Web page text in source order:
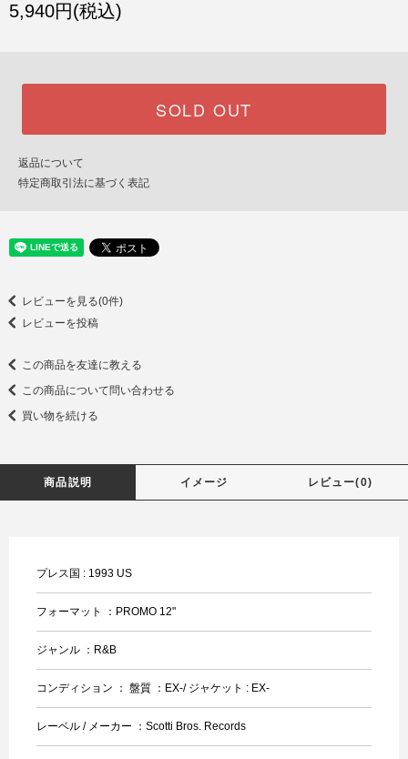
5,940円(税込)
SOLD OUT
返品について
特定商取引法に基づく表記
レビューを見る(0件)
レビューを投稿
この商品を友達に教える
この商品について問い合わせる
買い物を続ける
商品説明 イメージ レビュー(0)
プレス国 : 1993 US
フォーマット ：PROMO 12"
ジャンル ：R&B
コンディション ： 盤質 ：EX-/ ジャケット : EX-
レーベル / メーカー ：Scotti Bros. Records